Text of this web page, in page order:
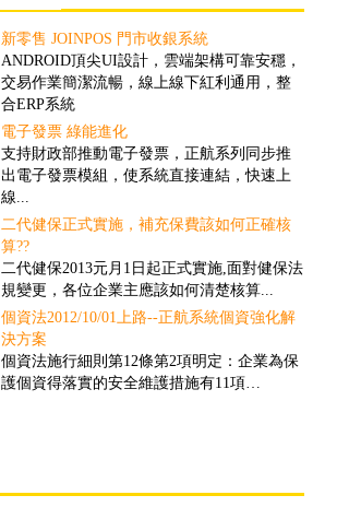
新零售 JOINPOS 門市收銀系統
ANDROID頂尖UI設計，雲端架構可靠安穩，
交易作業簡潔流暢，線上線下紅利通用，整
合ERP系統
電子發票 綠能進化
支持財政部推動電子發票，正航系列同步推
出電子發票模組，使系統直接連結，快速上
線...
二代健保正式實施，補充保費該如何正確核
算??
二代健保2013元月1日起正式實施,面對健保法
規變更，各位企業主應該如何清楚核算...
個資法2012/10/01上路--正航系統個資強化解
決方案
個資法施行細則第12條第2項明定：企業為保
護個資得落實的安全維護措施有11項…
倉儲物流業客製案例
隨著全球經濟一體化的趨勢，現代物流將成
為未來經濟發展的重要產業。然而，ERP技術
的引入，可推動物流業的發展、加速物流業
的改革與創新...
撿貨管理之解決方案
對一些客戶多、需求頻率高、送貨時間要求
高的公司而言，撿貨的速度和精確度往往具
有決定性的重要性...
盤點管理之解決方案
舊有的正航盤點流程雖然可提高效率，但卻
忽略經營面的問題，盤點人員在其中可以偷
工，因此易造成成本上的損失...
商品計算面積之管理解決方案
因應企業於商品管理需要以面積計算，來對
其客戶報價並依此作為庫存的管理，所制定